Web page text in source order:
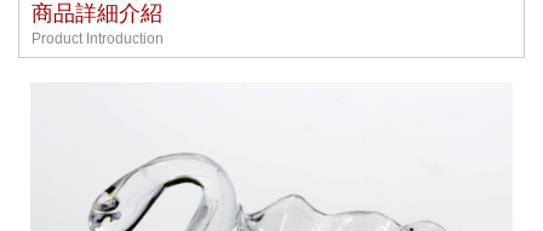
商品詳細介紹
Product Introduction